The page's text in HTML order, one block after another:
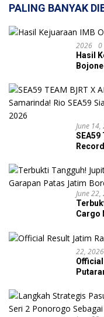
PALING BANYAK
2026 0
Hasil
June 14,
SEA59
June 22,
Cargo
22, 2026